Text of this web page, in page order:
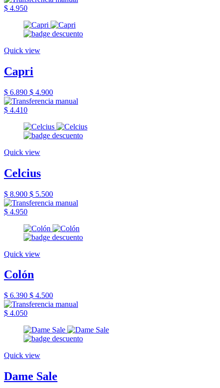
$ 4.950
Quick view
Capri
$ 6.890 $ 4.900
$ 4.410
Quick view
Celcius
$ 8.900 $ 5.500
$ 4.950
Quick view
Colón
$ 6.390 $ 4.500
$ 4.050
Quick view
Dame Sale